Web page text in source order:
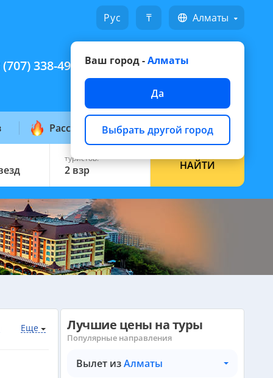
Русский ₸ Алматы
Ваш город -Алматы
Да
Выбрать другой город
(707) 338-49-49 Написать на WhatsApp
Рассылка горящих
туристов:
2 взр НАЙТИ
Еще Лучшие цены на туры
Популярные направления
Вылет изАлматы